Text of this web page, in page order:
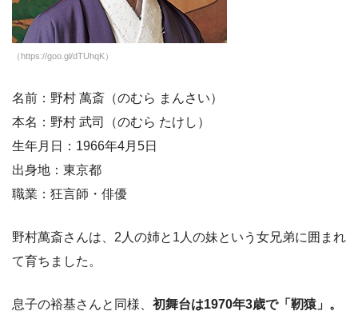
（https://goo.gl/dTUhqK）
名前：野村 萬斎（のむら まんさい）
本名：野村 武司（のむら たけし）
生年月日：1966年4月5日
出身地：東京都
職業：狂言師・俳優
野村萬斎さんは、2人の姉と1人の妹という女兄弟に囲まれ
て育ちました。
息子の裕基さんと同様、 初舞台は1970年3歳で「靭猿」。